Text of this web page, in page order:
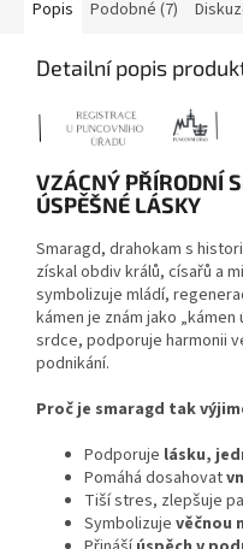
Popis Podobné (7)
Detailní popis
VZÁCNÝ PŘÍRODNÍ
ÚSPĚŠNÉ LÁSKY
Smaragd, drahokam s
získal obdiv králů, císařů a
symbolizuje mládí,
kámen je znám jako
srdce, podporuje harmonii
podnikání.
Proč je smaragd tak
Podporuje lásku,
Pomáhá dosahovat
Tiší stres, zlepšuje
Symbolizuje věčnou